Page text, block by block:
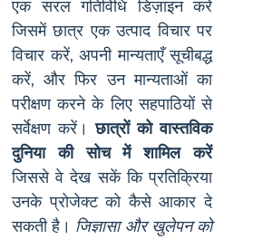
एक सरल गतिविधि डिज़ाइन करें
जिसमें छात्र एक उत्पाद विचार पर
विचार करें, अपनी मान्यताएँ सूचीबद्ध
करें, और फिर उन मान्यताओं का
परीक्षण करने के लिए सहपाठियों से
सर्वेक्षण करें।छात्रों को वास्तविक
दुनिया की सोच में शामिल करें
जिससे वे देख सकें कि प्रतिक्रिया
उनके प्रोजेक्ट को कैसे आकार दे
सकती है। जिज्ञासा और खुलेपन को